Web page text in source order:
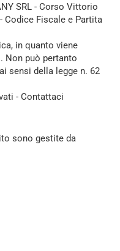
SRL - Corso Vittorio
Codice Fiscale e Partita
in quanto viene
Non può pertanto
sensi della legge n. 62
- Contattaci
sono gestite da